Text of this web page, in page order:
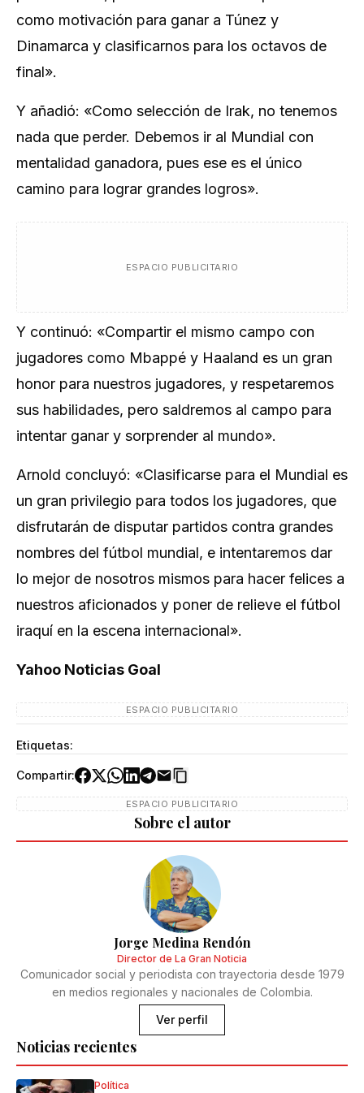
como motivación para ganar a Túnez y
Dinamarca y clasificarnos para los octavos de
final».
Y añadió: «Como selección de Irak, no tenemos
nada que perder. Debemos ir al Mundial con
mentalidad ganadora, pues ese es el único
camino para lograr grandes logros».
ESPACIO PUBLICITARIO
Y continuó: «Compartir el mismo campo con
jugadores como Mbappé y Haaland es un gran
honor para nuestros jugadores, y respetaremos
sus habilidades, pero saldremos al campo para
intentar ganar y sorprender al mundo».
Arnold concluyó: «Clasificarse para el Mundial es
un gran privilegio para todos los jugadores, que
disfrutarán de disputar partidos contra grandes
nombres del fútbol mundial, e intentaremos dar
lo mejor de nosotros mismos para hacer felices a
nuestros aficionados y poner de relieve el fútbol
iraquí en la escena internacional».
Yahoo Noticias Goal
ESPACIO PUBLICITARIO
Etiquetas:
Compartir:
ESPACIO PUBLICITARIO
Noticias recientes
Política
Sobre el autor
Jorge Medina Rendón
Director de La Gran Noticia
Comunicador social y periodista con trayectoria desde 1979
en medios regionales y nacionales de Colombia.
Ver perfil